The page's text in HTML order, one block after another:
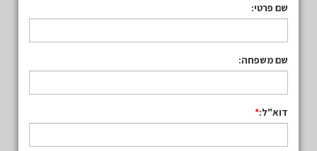
שם פרטי:
שם משפחה:
דוא"ל: